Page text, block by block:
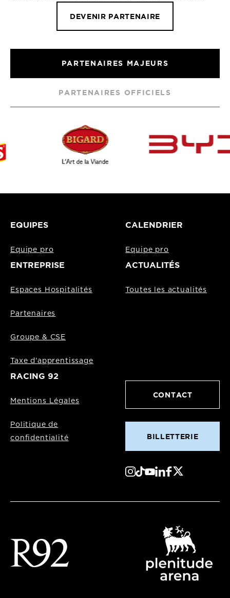
DEVENIR PARTENAIRE
PARTENAIRES MAJEURS
PARTENAIRES OFFICIELS
EQUIPES
Equipe pro
CALENDRIER
Equipe pro
ENTREPRISE
Espaces Hospitalités
Partenaires
Groupe & CSE
Taxe d'apprentissage
ACTUALITÉS
Toutes les actualités
RACING 92
Mentions Légales
Politique de
confidentialité
CONTACT
BILLETTERIE